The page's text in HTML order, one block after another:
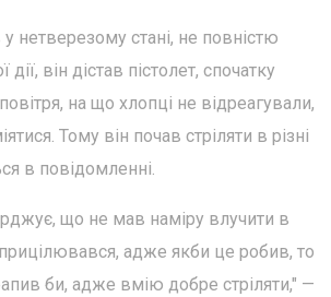
нетверезому стані, не повністю
він дістав пістолет, спочатку
на що хлопці не відреагували,
Тому він почав стріляти в різні
в повідомленні.
що не мав наміру влучити в
адже якби це робив, то
би, адже вмію добре стріляти," —